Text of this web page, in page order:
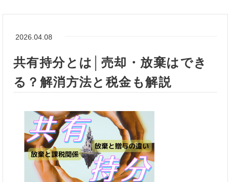
2026.04.08
共有持分とは│売却・放棄はでき
る？解消方法と税金も解説